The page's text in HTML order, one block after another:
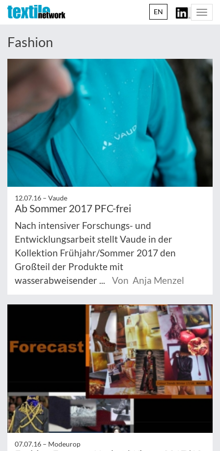
EN
Fashion
12.07.16 – Vaude
Ab Sommer 2017 PFC-frei
Nach intensiver Forschungs- und
Entwicklungsarbeit stellt Vaude in der
Kollektion Frühjahr/Sommer 2017 den
Großteil der Produkte mit
wasserabweisender ...
Von Anja Menzel
07.07.16 – Modeurop